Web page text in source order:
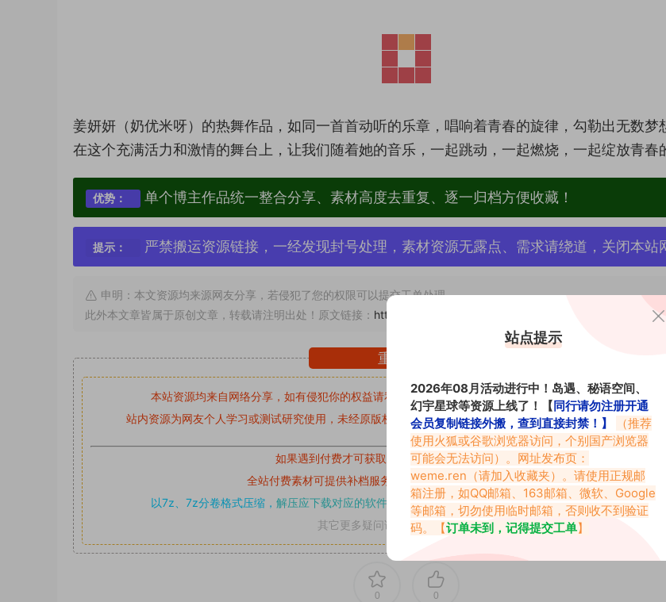
姜妍妍（奶优米呀）的热舞作品，如同一首首动听的乐章，唱响着青春的旋律，勾勒出无数梦
在这个充满活力和激情的舞台上，让我们随着她的音乐，一起跳动，一起燃烧，一起绽放青春
优势： 单个博主作品统一整合分享、素材高度去重复、逐一归档方便收藏！
提示： 严禁搬运资源链接，一经发现封号处理，素材资源无露点、需求请绕道，关闭本站
申明：本文资源均来源网友分享，若侵犯了您的权限可以提交工单处理。
此外本文章皆属于原创文章，转载请注明出处！原文链接： https://vmiba.top/7937.html
重要声明
本站资源均来自网络分享，如有侵犯你的权益请私信留言收到留言后，我们会第一时间进行审核后删除。
站内资源为网友个人学习或测试研究使用，未经原版权作者许可,禁止用于任何商业途径！请在下载24小时内删
如果遇到付费才可获取的素材，建议升级对应的VIP。
全站付费素材可提供补档服务
均有备份”，素材以主流网盘分享。
以7z、7z分卷格式压缩， 解压应下载对应的软件操作，电脑：7-zip；安卓：zarchiver；苹果：解压专家
其它更多疑问请查看站内帮助中心！
0 0
站点提示
2026年08月活动进行中！岛遇、秘语空间、
幻宇星球等资源上线了！【同行请勿注册开通
会员复制链接外搬，查到直接封禁！】
（推荐
使用火狐或谷歌浏览器访问，个别国产浏览器
可能会无法访问）。网址发布页：
weme.ren （请加入收藏夹）。请使用正规邮
箱注册，如QQ邮箱、163邮箱、微软、Google
等邮箱，切勿使用临时邮箱，否则收不到验证
码。【订单未到，记得提交工单】